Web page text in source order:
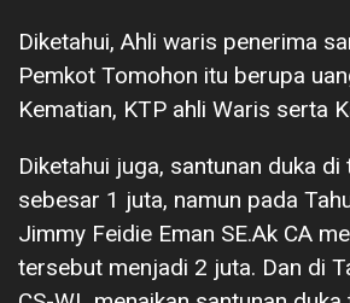
Diketahui, Ahli waris penerima
Pemkot Tomohon itu berupa
Kematian, KTP ahli Waris serta
Diketahui juga, santunan duka di
sebesar 1 juta, namun pada
Jimmy Feidie Eman SE.Ak CA
tersebut menjadi 2 juta. Dan di